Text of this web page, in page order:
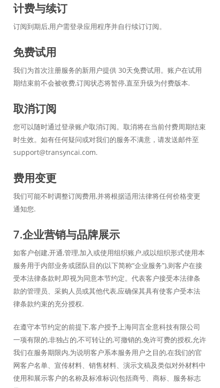
计费与续订
订阅到期后,用户需登录应用程序并自行续订订阅。
免费试用
我们为首次注册服务的新用户提供 30天免费试用。账户在试用
期结束前不会被收费,订阅状态将暂停,直至升级为付费版本.
取消订阅
您可以随时通过登录账户取消订阅。取消将在当前付费周期结束
时生效。如有任何疑问或对我们的服务不满意，请发送邮件至
support@transyncai.com.
费用变更
我们可能不时调整订阅费用,并将根据适用法律将任何价格变更
通知您.
7.企业营销与品牌展示
如客户创建,开通,管理,加入或使用组织账户,或以组织形式使用本
服务用于内部业务或团队目的(以下简称“企业服务”),则客户在接
受本法律条款时,即视为同意本节约定。代表客户接受本法律条
款的管理员、采购人员或其他代表,应确保其具有使客户受本法
律条款约束的充分授权.
在遵守本节约定的前提下,客户授予上海同言全意科技有限公司
一项有限的,非独占的,不可转让的,可撤销的,免许可费的授权,允许
我们在服务期限内,为说明客户系本服务用户之目的,在我们的官
网客户名单、宣传材料、销售材料、演示文稿及类似对外材料中
使用和展示客户的名称及标准标识(包括商号、商标、服务标志